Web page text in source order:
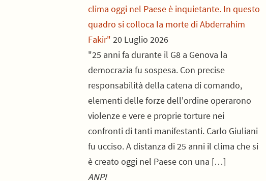
clima oggi nel Paese è inquietante. In questo
quadro si colloca la morte di Abderrahim
Fakir" 20 Luglio 2026
"25 anni fa durante il G8 a Genova la
democrazia fu sospesa. Con precise
responsabilità della catena di comando,
elementi delle forze dell'ordine operarono
violenze e vere e proprie torture nei
confronti di tanti manifestanti. Carlo Giuliani
fu ucciso. A distanza di 25 anni il clima che si
è creato oggi nel Paese con una […]
ANPI